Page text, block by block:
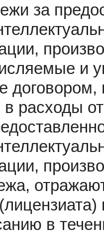
за
и
расходы
в